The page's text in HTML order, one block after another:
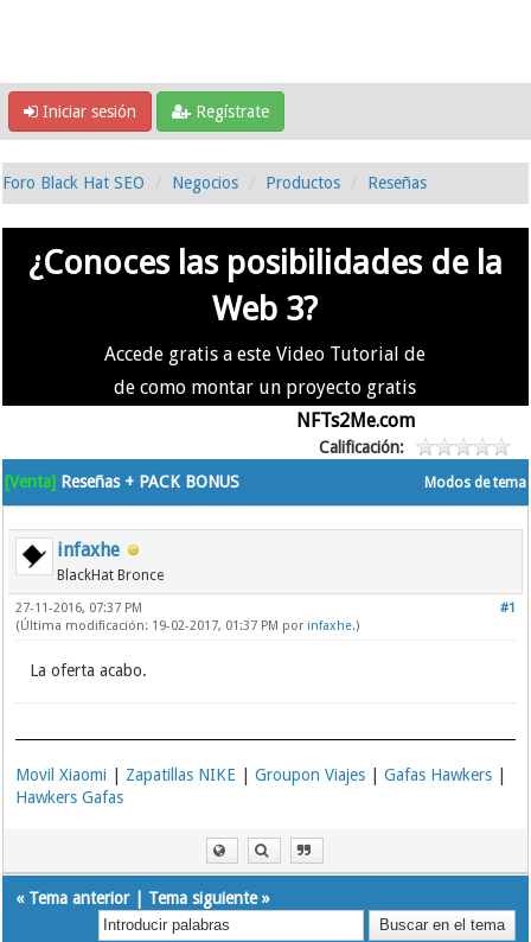
Iniciar sesión Regístrate
Foro Black Hat SEO Negocios Productos Reseñas
¿Conoces las posibilidades de la
Web 3?
Accede gratis a este Video Tutorial de
de como montar un proyecto gratis
NFTs2Me.com
Calificación:
Modos de tema
[Venta] Reseñas + PACK BONUS
infaxhe
BlackHat Bronce
#1
27-11-2016, 07:37 PM
(Última modificación: 19-02-2017, 01:37 PM por infaxhe.)
La oferta acabo.
Movil Xiaomi Zapatillas NIKE |Groupon Viajes |Gafas Hawkers
Hawkers Gafas
« Tema anterior| Tema siguiente»